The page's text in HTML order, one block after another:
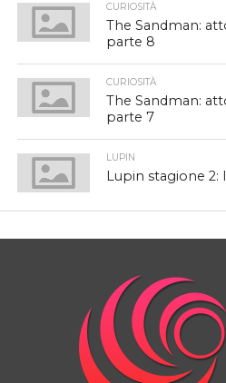
CURIOSITÀ
The Sandman:
parte 8
CURIOSITÀ
The Sandman:
parte 7
LUPIN
Lupin stagione 2: